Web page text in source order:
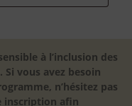
à l’inclusion des
vous avez besoin
n’hésitez pas
inscription afin